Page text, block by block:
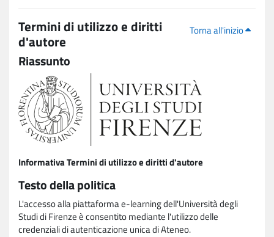
Torna all'inizio
Termini di utilizzo e diritti
d'autore
Riassunto
Informativa Termini di utilizzo e diritti d'autore
Testo della politica
L'accesso alla piattaforma e-learning dell'Università degli
Studi di Firenze è consentito mediante l'utilizzo delle
credenziali di autenticazione unica di Ateneo.